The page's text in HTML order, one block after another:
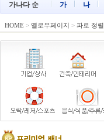
가나다 순 가 나
HOME > 옐로우페이지 > 파로 정렬